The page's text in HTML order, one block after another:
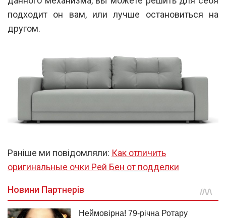
подходит он вам, или лучше остановиться на
другом.
Раніше ми повідомляли: Как отличить
оригинальные очки Рей Бен от подделки